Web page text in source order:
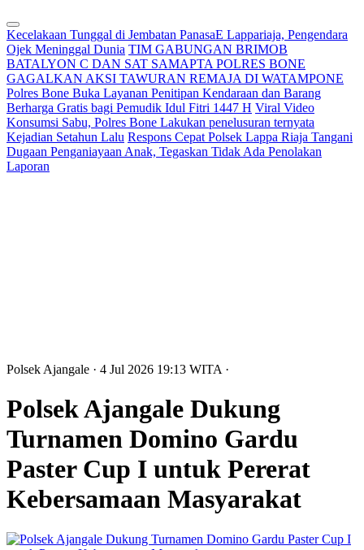
Kecelakaan Tunggal di Jembatan PanasaE Lappariaja, Pengendara
Ojek Meninggal Dunia TIM GABUNGAN BRIMOB
BATALYON C DAN SAT SAMAPTA POLRES BONE
GAGALKAN AKSI TAWURAN REMAJA DI WATAMPONE
Polres Bone Buka Layanan Penitipan Kendaraan dan Barang
Berharga Gratis bagi Pemudik Idul Fitri 1447 H Viral Video
Konsumsi Sabu, Polres Bone Lakukan penelusuran ternyata
Kejadian Setahun Lalu Respons Cepat Polsek Lappa Riaja Tangani
Dugaan Penganiayaan Anak, Tegaskan Tidak Ada Penolakan
Laporan
Polsek Ajangale · 4 Jul 2026 19:13 WITA ·
Polsek Ajangale Dukung
Turnamen Domino Gardu
Paster Cup I untuk Pererat
Kebersamaan Masyarakat